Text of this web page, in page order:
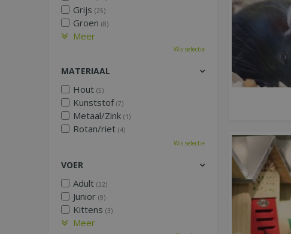
Grijs (25)
Groen (8)
Meer
Wis selectie
MATERIAAL
Hout (5)
Kunststof (7)
Metaal/Zink (1)
Rotan/riet (4)
Wis selectie
VOER
Adult (32)
Junior (9)
Kittens (3)
Meer